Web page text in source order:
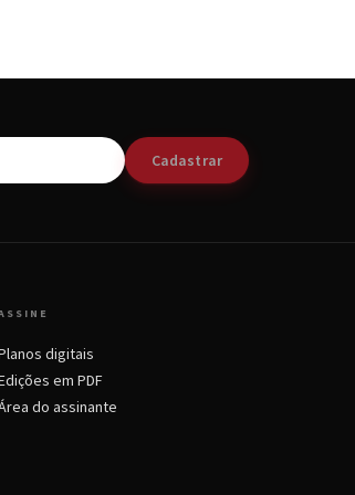
Cadastrar
digitais
em PDF
do assinante